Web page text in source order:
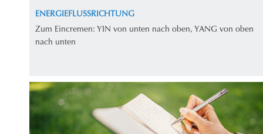
ENERGIEFLUSSRICHTUNG
Zum Eincremen: YIN von unten nach oben, YANG von oben
nach unten